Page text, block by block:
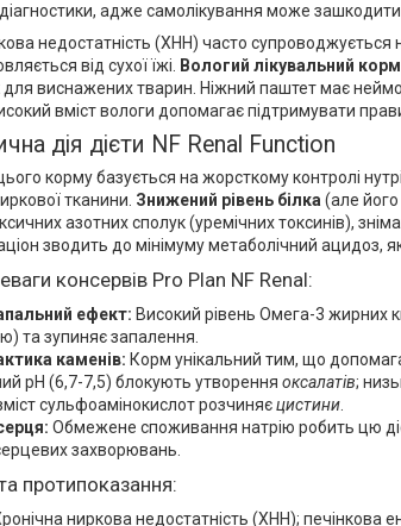
адже самолікування може
недостатність (ХНН) часто
від сухої їжі. Вологий лікувальний
для виснажених тварин. Ніжний паштет має
вміст вологи допомагає підтримувати
дія дієти NF Renal Function
корму базується на жорсткому контролі
тканини. Знижений рівень білка(але
азотних сполук (уремічних токсинів),
зводить до мінімуму метаболічний ацидоз,
консервів Pro Plan NF Renal:
ефект: Високий рівень Омега-3 жирних
та зупиняє запалення.
каменів: Корм унікальний тим, що
pH (6,7-7,5) блокують утворення оксалатів;
сульфоамінокислот розчиняєцистини.
Обмежене споживання натрію робить цю
захворювань.
протипоказання:
ниркова недостатність (ХНН); печінкова